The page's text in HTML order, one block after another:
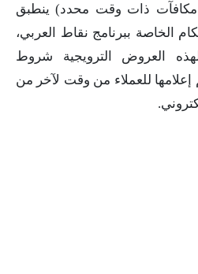
مكافآت ذات وقت محدد) ينطبق
الخاصة ببرنامج نقاط العربي،
العروض الترويجية شروط
إعلامها للعملاء من وقت لآخر من